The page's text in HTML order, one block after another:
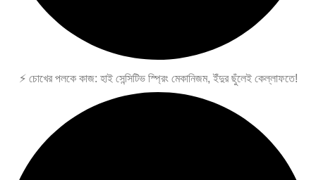
⚡ চোখের পলকে কাজ: হাই সেন্সিটিভ স্প্রিং মেকানিজম, ইঁদুর ছুঁলেই কেল্লাফতে!